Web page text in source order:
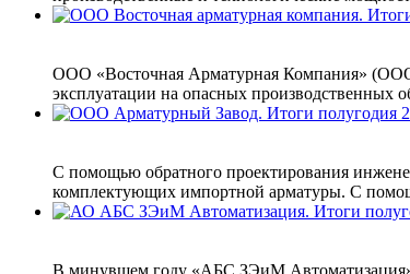
ООО «Восточная Арматурная Компания» (ООО
эксплуатации на опасных производственных
С помощью обратного проектирования
комплектующих импортной арматуры. С